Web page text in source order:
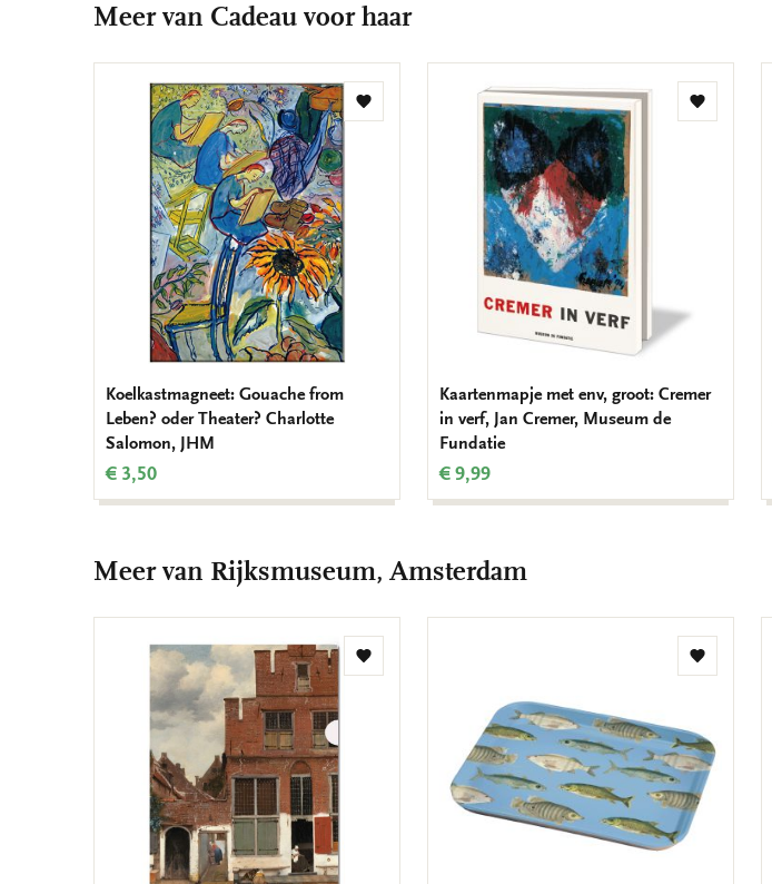
Meer van Cadeau voor haar
Toevoegen
Koelkastmagneet: Gouache from
Leben? oder Theater? Charlotte
Salomon, JHM
€ 3,50
Toevoegen
Kaartenmapje met env, groot: Cremer
in verf, Jan Cremer, Museum de
Fundatie
€ 9,99
Meer van Rijksmuseum, Amsterdam
Toevoegen
Toevoegen